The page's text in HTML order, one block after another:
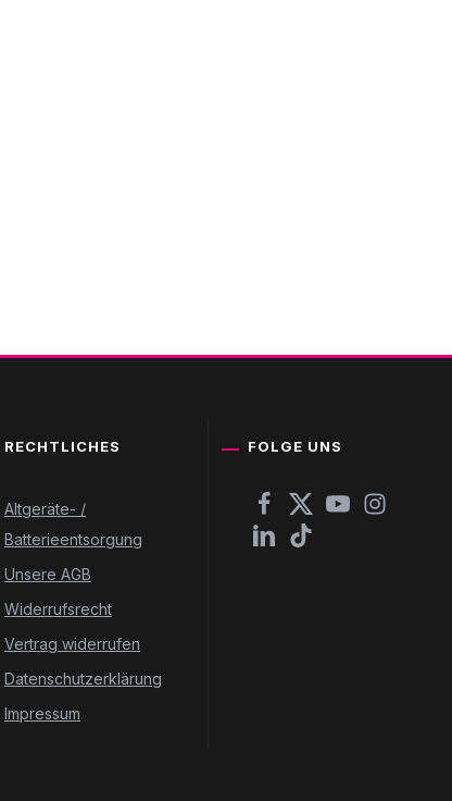
RECHTLICHES
Altgeräte- /
Batterieentsorgung
Unsere AGB
Widerrufsrecht
Vertrag widerrufen
Datenschutzerklärung
Impressum
FOLGE UNS